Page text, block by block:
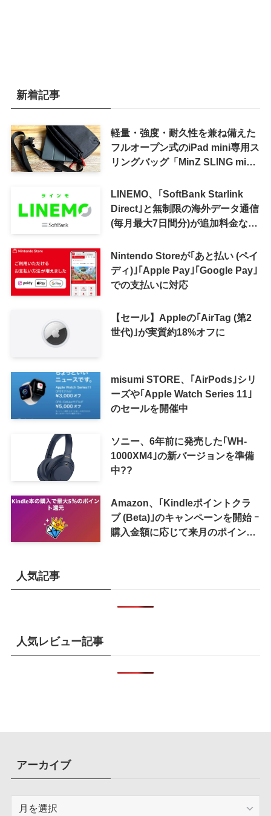
新着記事
軽量・強度・耐久性を兼ね備えた
フルオープン式のiPad mini専用ス
リングバッグ「MinZ SLING mini
LINEMO、｢SoftBank Starlink
Direct｣と無制限の海外データ通信
(毎月最大7日間分)が追加料金なし
Nintendo Storeが｢あと払い (ペイ
ディ)｣｢Apple Pay｣｢Google Pay｣
での支払いに対応
【セール】Appleの｢AirTag (第2
世代)｣が実質約18%オフに
misumi STORE、｢AirPods｣シリ
ーズや｢Apple Watch Series 11｣
のセールを開催中
ソニー、6年前に発売した｢WH-
1000XM4｣の新バージョンを準備
中??
Amazon、｢Kindleポイントクラ
ブ (Beta)｣のキャンペーンを開始 ｰ
購入金額に応じて来月のポイント
人気記事
人気レビュー記事
アーカイブ